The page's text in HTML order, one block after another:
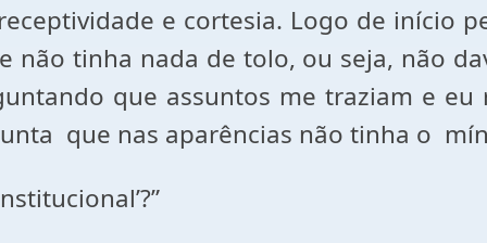
e cortesia. Logo de início
não tinha nada de tolo, ou seja, não
que assuntos me traziam e
que nas aparências não tinha o